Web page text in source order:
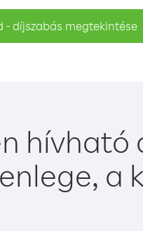
- díjszabás megtekintése
hívható
a